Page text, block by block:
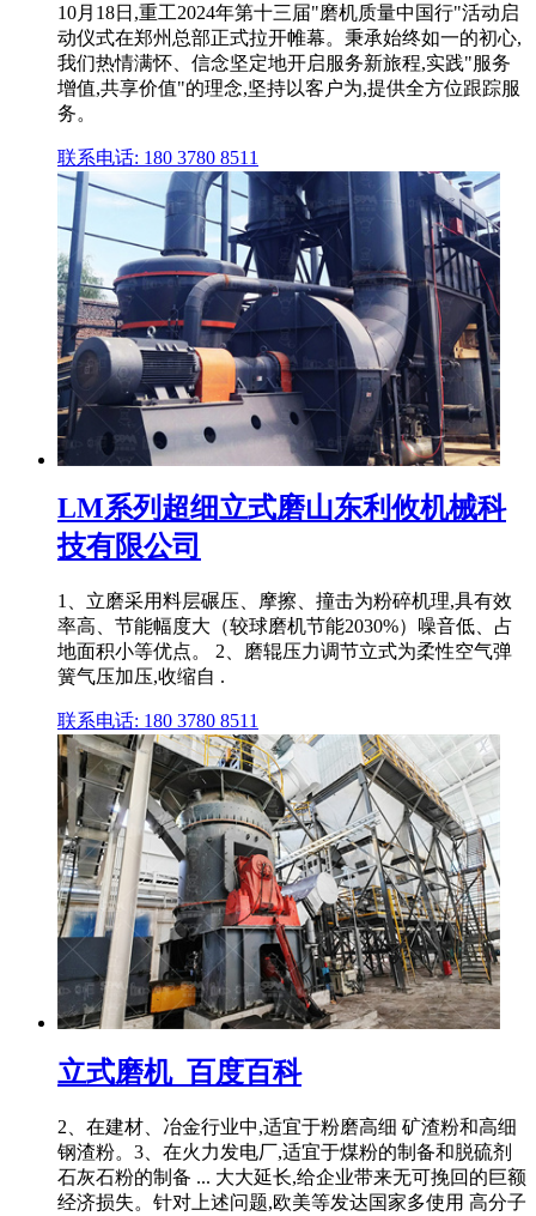
10月18日,重工2024年第十三届"磨机质量中国行"活动启
动仪式在郑州总部正式拉开帷幕。秉承始终如一的初心,
我们热情满怀、信念坚定地开启服务新旅程,实践"服务
增值,共享价值"的理念,坚持以客户为,提供全方位跟踪服
务。
联系电话: 180 3780 8511
LM系列超细立式磨山东利攸机械科
技有限公司
1、立磨采用料层碾压、摩擦、撞击为粉碎机理,具有效
率高、节能幅度大（较球磨机节能2030%）噪音低、占
地面积小等优点。 2、磨辊压力调节立式为柔性空气弹
簧气压加压,收缩自 .
联系电话: 180 3780 8511
立式磨机_百度百科
2、在建材、冶金行业中,适宜于粉磨高细 矿渣粉和高细
钢渣粉。3、在火力发电厂,适宜于煤粉的制备和脱硫剂
石灰石粉的制备 ... 大大延长,给企业带来无可挽回的巨额
经济损失。针对上述问题,欧美等发达国家多使用 高分子